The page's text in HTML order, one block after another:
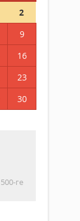
2
9
16
23
30
ге